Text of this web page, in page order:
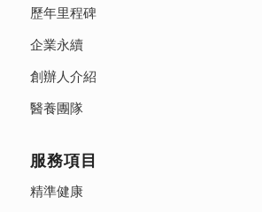
歷年里程碑
企業永續
創辦人介紹
醫養團隊
服務項目
精準健康